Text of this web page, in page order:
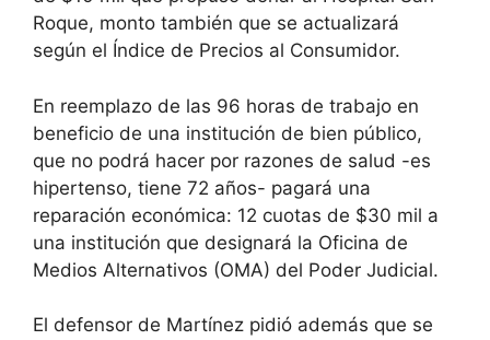
Roque, monto también que se actualizará
según el Índice de Precios al Consumidor.
En reemplazo de las 96 horas de trabajo en
beneficio de una institución de bien público,
que no podrá hacer por razones de salud -es
hipertenso, tiene 72 años- pagará una
reparación económica: 12 cuotas de $30 mil a
una institución que designará la Oficina de
Medios Alternativos (OMA) del Poder Judicial.
El defensor de Martínez pidió además que se